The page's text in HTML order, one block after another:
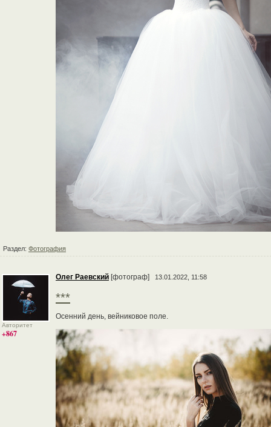
Раздел: Фотография
Авторитет
+867
Олег Раевский [фотограф] 13.01.2022, 11:58
***
Осенний день, вейниковое поле.